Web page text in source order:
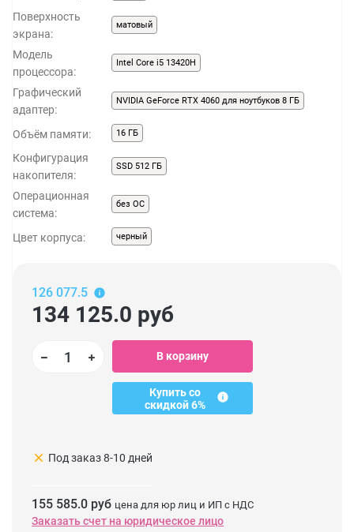
Поверхность
экрана:
матовый
Модель
процессора:
Intel Core i5 13420H
Графический
адаптер:
NVIDIA GeForce RTX 4060 для ноутбуков 8 ГБ
Объём памяти: 16 ГБ
Конфигурация
накопителя:
SSD 512 ГБ
Операционная
система:
без ОС
Цвет корпуса: черный
126 077.5
134 125.0 руб
В корзину
Купить со
скидкой 6%
clear Под заказ 8-10 дней
155 585.0 руб цена для юр лиц и ИП с НДС
Заказать счет на юридическое лицо